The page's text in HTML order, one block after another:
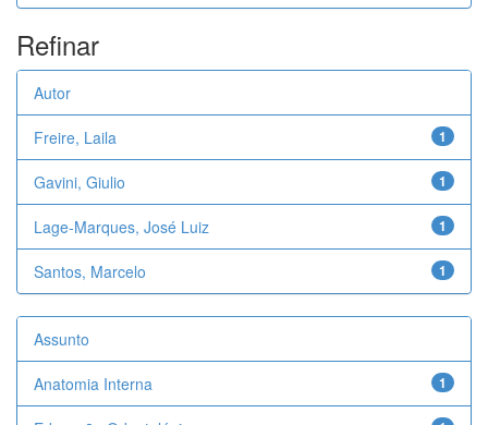
Refinar
Autor
1
Freire, Laila
1
Gavini, Giulio
1
Lage-Marques, José Luiz
1
Santos, Marcelo
Assunto
1
Anatomia Interna